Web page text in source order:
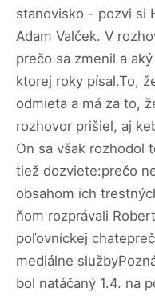
stanovisko - pozvi si
Adam Valček. V
prečo sa zmenil a
ktorej roky písal.To,
odmieta a má za to,
rozhovor prišiel, aj
On sa však rozhodol
tiež dozviete:prečo
obsahom ich
ňom rozprávali
poľovníckej
mediálne
bol natáčaný 1.4. na